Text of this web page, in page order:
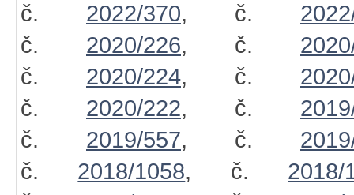
č. 2022/370, č.
č. 2020/226, č.
č. 2020/224, č.
č. 2020/222, č.
č. 2019/557, č.
č. 2018/1058, č. 2018/